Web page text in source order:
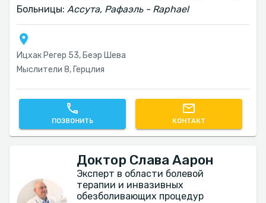
Больницы: Ассута, Рафаэль - Raphael
Ицхак Регер 53, Беэр Шева
Мыслители 8, Герцлия
ПОЗВОНИТЬ КОНТАКТ
Доктор Слава Аарон
Эксперт в области болевой
терапии и инвазивных
обезболивающих процедур